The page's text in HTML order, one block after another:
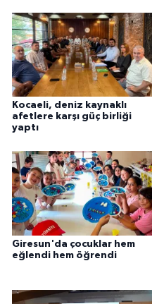
Kocaeli, deniz kaynaklı
afetlere karşı güç birliği
yaptı
Giresun'da çocuklar hem
eğlendi hem öğrendi